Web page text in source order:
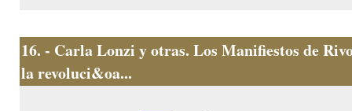
16. - Carla Lonzi y otras. Los Manifiestos de
la revoluci&oa...